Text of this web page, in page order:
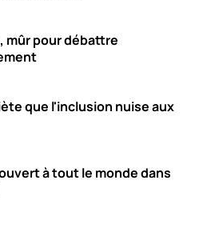
mûr pour débattre
que l'inclusion nuise aux
à tout le monde dans